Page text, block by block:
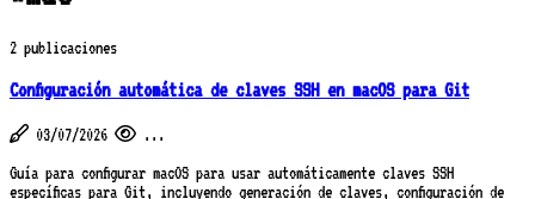
2 publicaciones
Configuración automática de claves SSH en macOS para Git
03/07/2026
...
Guía para configurar macOS para usar automáticamente claves SSH
específicas para Git, incluyendo generación de claves, configuración de